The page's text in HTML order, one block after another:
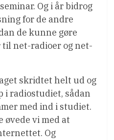
Og i år bidrog
for de andre
de kunne gøre
net-radioer og net-
skridtet helt ud og
i radiostudiet, sådan
med ind i studiet.
øvede vi med at
Og